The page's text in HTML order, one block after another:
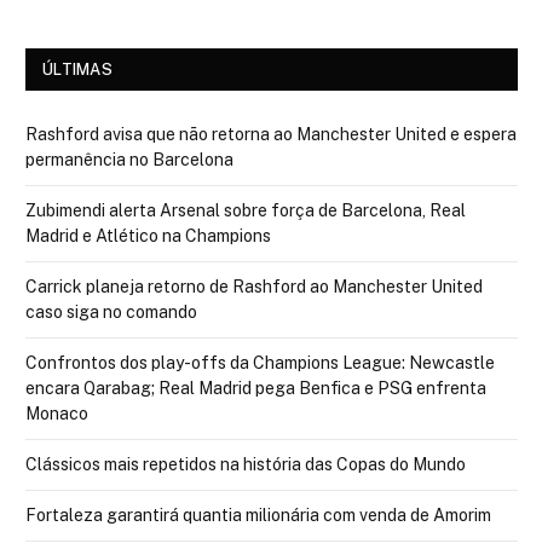
ÚLTIMAS
Rashford avisa que não retorna ao Manchester United e espera
permanência no Barcelona
Zubimendi alerta Arsenal sobre força de Barcelona, Real
Madrid e Atlético na Champions
Carrick planeja retorno de Rashford ao Manchester United
caso siga no comando
Confrontos dos play-offs da Champions League: Newcastle
encara Qarabag; Real Madrid pega Benfica e PSG enfrenta
Monaco
Clássicos mais repetidos na história das Copas do Mundo
Fortaleza garantirá quantia milionária com venda de Amorim